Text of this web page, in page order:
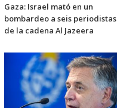
Gaza: Israel mató en un
bombardeo a seis periodistas
de la cadena Al Jazeera